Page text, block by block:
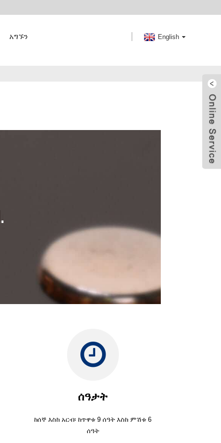
አግኙን English
ሰዓታት
ከሰኞ እስከ አርብ፡ ከጥዋቱ 9 ሰዓት እስከ ምሽቱ 6
ሰዓት